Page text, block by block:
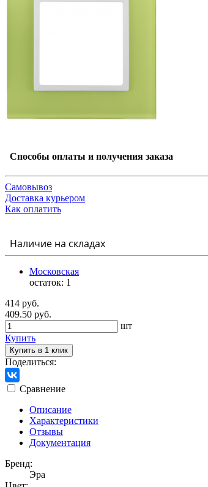
Способы оплаты и получения заказа
Самовывоз
Доставка курьером
Как оплатить
Наличие на складах
Московская
остаток: 1
414 руб.
409.50 руб.
шт
Купить
Купить в 1 клик
Поделиться:
Сравнение
Описание
Характеристики
Отзывы
Документация
Бренд:
Эра